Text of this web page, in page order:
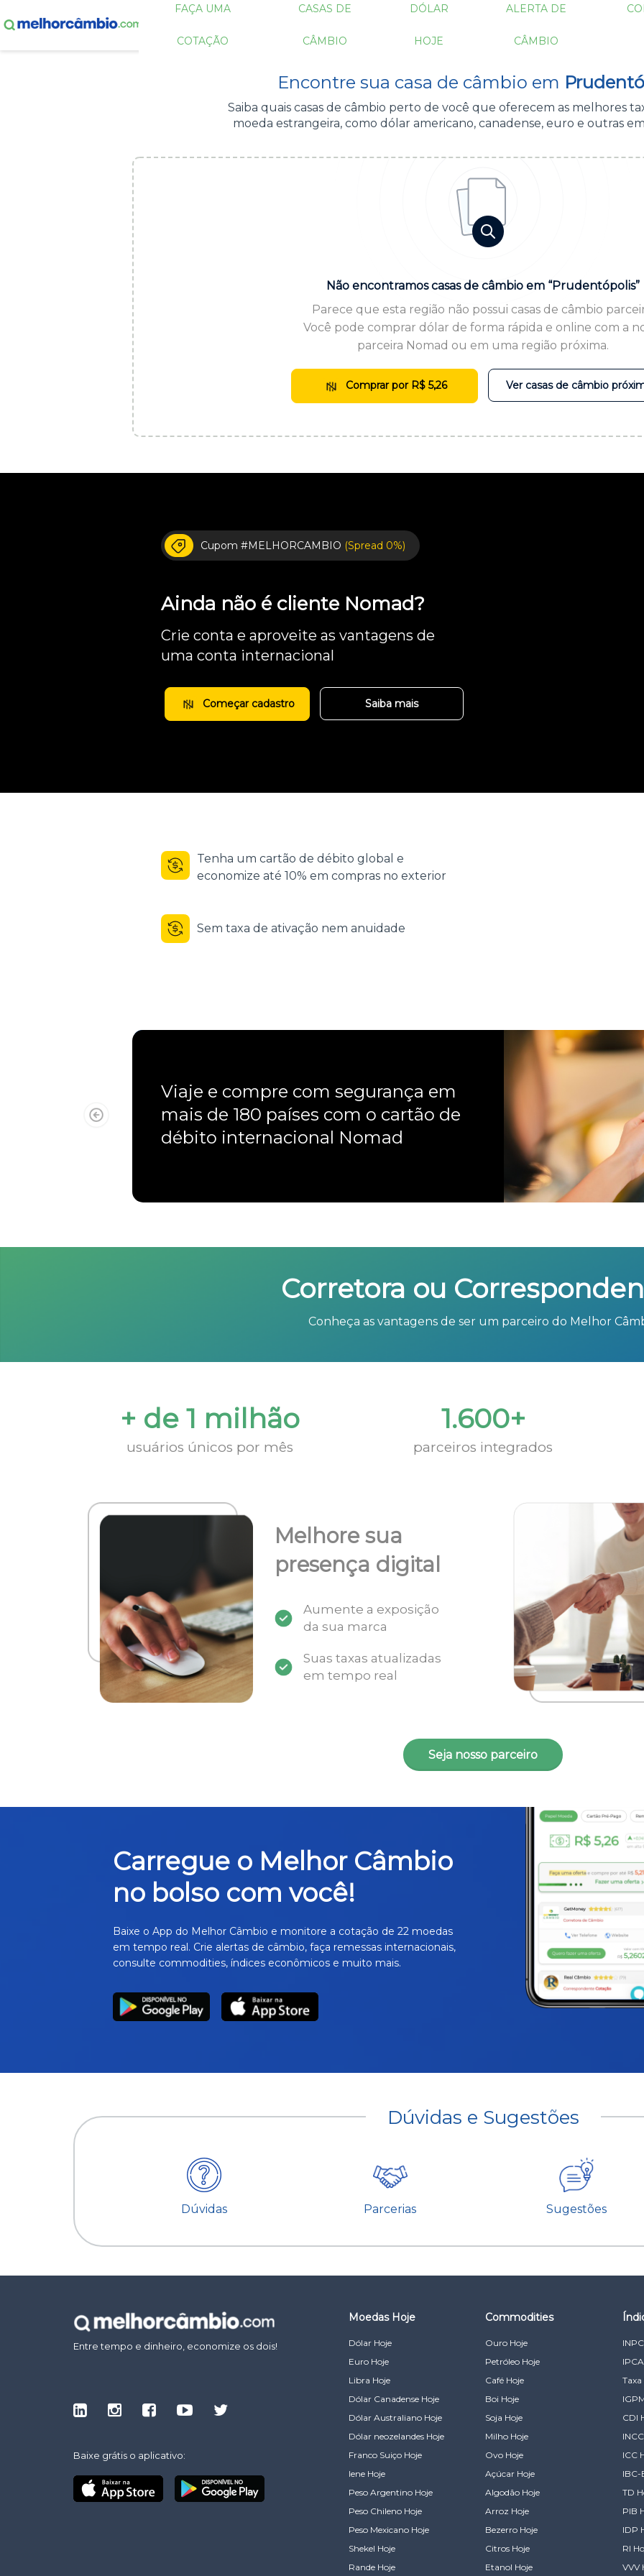
FAÇA UMA
COTAÇÃO
CASAS DE
CÂMBIO
DÓLAR
HOJE
ALERTA DE
CÂMBIO
Encontre sua casa de câmbio em
Saiba quais casas de câmbio perto de você que oferecem as melhores
moeda estrangeira, como dólar americano, canadense, euro e outras
Não encontramos casas de câmbio em “Prudentópolis”
Parece que esta região não possui casas de câmbio
Você pode comprar dólar de forma rápida e online com a
parceira Nomad ou em uma região próxima.
Comprar por R$ 5,26 Ver casas de câmbio
Cupom #MELHORCAMBIO (Spread 0%)
Ainda não é cliente Nomad?
Crie conta e aproveite as vantagens de
uma conta internacional
Começar cadastro Saiba mais
Tenha um cartão de débito global e
economize até 10% em compras no exterior
Sem taxa de ativação nem anuidade
Viaje e compre com segurança em
mais de 180 países com o cartão de
débito internacional Nomad
Corretora ou
Conheça as vantagens de ser um parceiro do Melhor
+ de 1 milhão
usuários únicos por mês
1.600+
parceiros integrados
Melhore sua
presença digital
Aumente a exposição
da sua marca
Suas taxas atualizadas
em tempo real
Seja nosso parceiro
Carregue o Melhor Câmbio
no bolso com você!
Baixe o App do Melhor Câmbio e monitore a cotação de 22 moedas
em tempo real. Crie alertas de câmbio, faça remessas internacionais,
consulte commodities, índices econômicos e muito mais.
Dúvidas e Sugestões
Dúvidas Parcerias Sugestões
Entre tempo e dinheiro, economize os dois!
Baixe grátis o aplicativo:
Moedas Hoje
Dólar Hoje
Euro Hoje
Libra Hoje
Dólar Canadense Hoje
Dólar Australiano Hoje
Dólar neozelandes Hoje
Franco Suiço Hoje
Iene Hoje
Peso Argentino Hoje
Peso Chileno Hoje
Peso Mexicano Hoje
Shekel Hoje
Rande Hoje
Commodities
Ouro Hoje
Petróleo Hoje
Café Hoje
Boi Hoje
Soja Hoje
Milho Hoje
Ovo Hoje
Açúcar Hoje
Algodão Hoje
Arroz Hoje
Bezerro Hoje
Citros Hoje
Etanol Hoje
Taxa
CDI
ICC
IBC-
TD
PIB
IDP
RI
VVV